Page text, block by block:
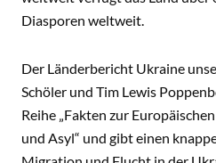
Diasporen weltweit.
Der Länderbericht Ukraine
Schöler und Tim Lewis
Reihe „Fakten zur
und Asyl“ und gibt einen